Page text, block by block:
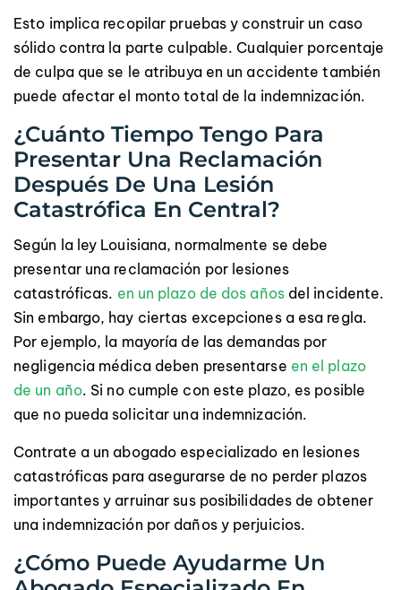
Esto implica recopilar pruebas y construir un caso
sólido contra la parte culpable. Cualquier porcentaje
de culpa que se le atribuya en un accidente también
puede afectar el monto total de la indemnización.
¿Cuánto Tiempo Tengo Para
Presentar Una Reclamación
Después De Una Lesión
Catastrófica En Central?
Según la ley Louisiana, normalmente se debe
presentar una reclamación por lesiones
catastróficas. en un plazo de dos añosdel incidente.
Sin embargo, hay ciertas excepciones a esa regla.
Por ejemplo, la mayoría de las demandas por
negligencia médica deben presentarse en el plazo
de un año. Si no cumple con este plazo, es posible
que no pueda solicitar una indemnización.
Contrate a un abogado especializado en lesiones
catastróficas para asegurarse de no perder plazos
importantes y arruinar sus posibilidades de obtener
una indemnización por daños y perjuicios.
¿Cómo Puede Ayudarme Un